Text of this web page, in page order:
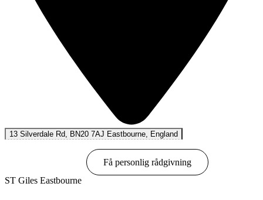
13 Silverdale Rd, BN20 7AJ Eastbourne, England
Få personlig rådgivning
ST Giles Eastbourne